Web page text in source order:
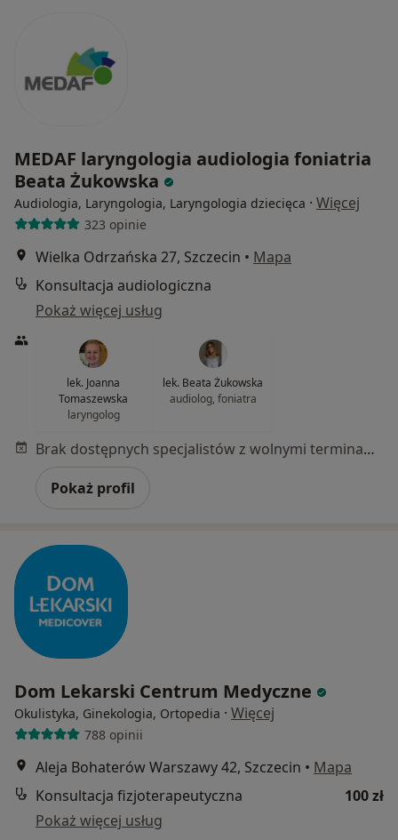
MEDAF laryngologia audiologia foniatria
Beata Żukowska
Audiologia, Laryngologia, Laryngologia dziecięca · Więcej
323 opinie
Wielka Odrzańska 27, Szczecin • Mapa
Konsultacja audiologiczna
Pokaż więcej usług
lek. Joanna
Tomaszewska
laryngolog
lek. Beata Żukowska
audiolog, foniatra
Brak dostępnych specjalistów z wolnymi terminami w tym centrum medycznym.
Pokaż profil
Dom Lekarski Centrum Medyczne
Okulistyka, Ginekologia, Ortopedia · Więcej
788 opinii
Aleja Bohaterów Warszawy 42, Szczecin • Mapa
Konsultacja fizjoterapeutyczna
100 zł
Pokaż więcej usług